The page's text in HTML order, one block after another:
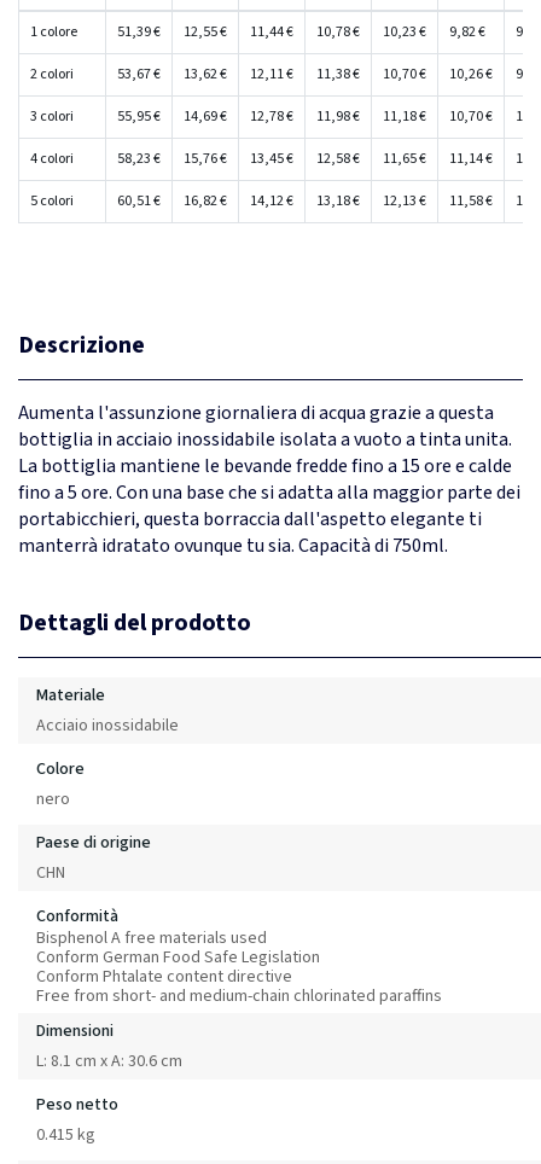
1 colore 51,39 € 12,55 € 11,44 € 10,78 € 10,23 € 9,82 €
2 colori 53,67 € 13,62 € 12,11 € 11,38 € 10,70 € 10,26 €
3 colori 55,95 € 14,69 € 12,78 € 11,98 € 11,18 € 10,70 €
4 colori 58,23 € 15,76 € 13,45 € 12,58 € 11,65 € 11,14 €
5 colori 60,51 € 16,82 € 14,12 € 13,18 € 12,13 € 11,58 €
Descrizione
Aumenta l'assunzione giornaliera di acqua grazie a questa
bottiglia in acciaio inossidabile isolata a vuoto a tinta unita.
La bottiglia mantiene le bevande fredde fino a 15 ore e calde
fino a 5 ore. Con una base che si adatta alla maggior parte dei
portabicchieri, questa borraccia dall'aspetto elegante ti
manterrà idratato ovunque tu sia. Capacità di 750ml.
Dettagli del prodotto
Materiale
Acciaio inossidabile
Colore
nero
Paese di origine
CHN
Conformità
Bisphenol A free materials used
Conform German Food Safe Legislation
Conform Phtalate content directive
Free from short- and medium-chain chlorinated paraffins
Dimensioni
L: 8.1 cm x A: 30.6 cm
Peso netto
0.415 kg